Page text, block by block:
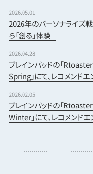
2026.05.01
2026年のパーソナライズ戦
ら「創る」体験
2026.04.28
ブレインパッドの「
Spring」にて、レコメンド
2026.02.05
ブレインパッドの「
Winter」にて、レコメンド